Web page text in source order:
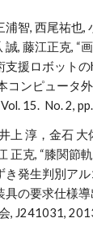
智, 西尾祐也,
誠, 藤江正克, “
支援ロボット
コンピュータ
Vol. 15. No. 2,
上 淳，金石
正克, “膝関節
き発生判別ア
の要求仕様導
, J241031,